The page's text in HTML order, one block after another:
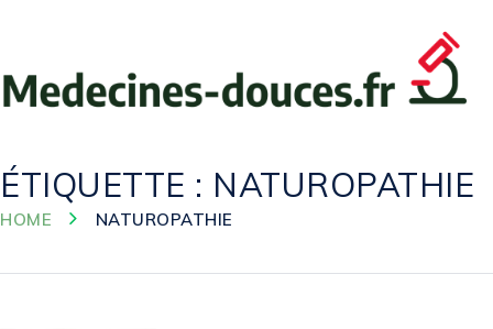
ÉTIQUETTE : NATUROPATHIE
HOME NATUROPATHIE